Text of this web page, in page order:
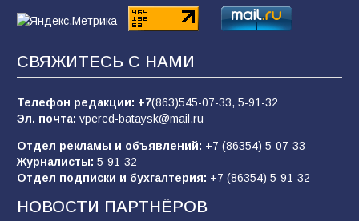
05.08.2026
Батайчане вышли в финал Всероссийского
конкурса «Большая перемена»
62 04.08.2026
Батайским спортсменам вручили награды
СВЯЖИТЕСЬ С НАМИ
Телефон редакции: +7(863)545-07-33, 5-91-32
Эл. почта: vpered-bataysk@mail.ru
Отдел рекламы и объявлений: +7 (86354) 5-07-33
Журналисты: 5-91-32
Отдел подписки и бухгалтерия: +7 (86354) 5-91-32
НОВОСТИ ПАРТНЁРОВ